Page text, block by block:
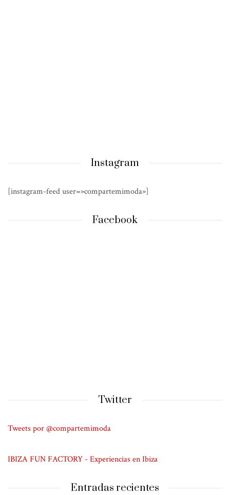
Instagram
[instagram-feed user=»compartemimoda»]
Facebook
Twitter
Tweets por @compartemimoda
IBIZA FUN FACTORY - Experiencias en Ibiza
Entradas recientes